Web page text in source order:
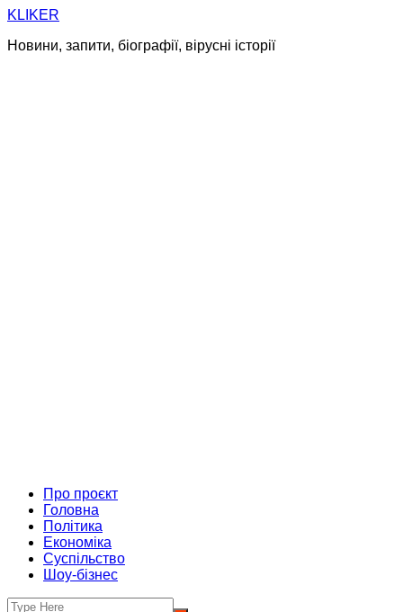
Skip
content
KLIKER
Новини, запити, біографії, вірусні історії
Про проєкт
Головна
Політика
Економіка
Суспільство
Шоу-бізнес